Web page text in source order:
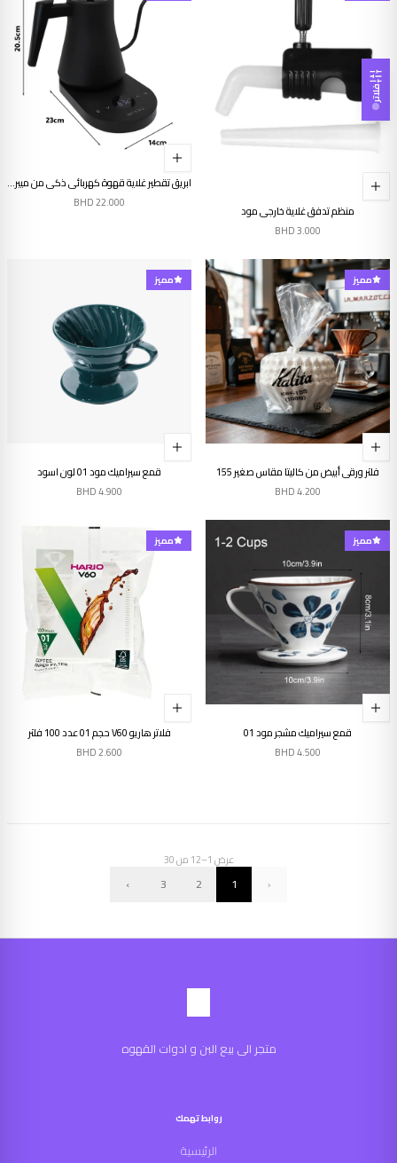
فلاتر
منظم تدفق غلاية خارجي مود
BHD3.000
ابريق تقطير غلاية قهوة كهربائي ذكي من ميبرو سعة 800 مل
BHD22.000
مميز
فلتر ورقي أبيض من كاليتا مقاس صغير 155
BHD4.200
مميز
قمع سيراميك مود 01 لون اسود
BHD4.900
مميز
قمع سيراميك مشجر مود 01
BHD4.500
مميز
فلاتر هاريو V60 حجم 01 عدد 100 فلتر
BHD2.600
عرض 1
–
12 من30
‹
1
2
3
›
متجر الى بيع البن و ادوات القهوه
روابط تهمك
الرئيسية